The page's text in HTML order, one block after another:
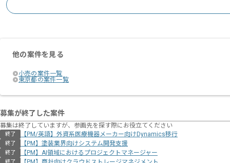
他の案件を見る
小売の案件一覧
東京都の案件一覧
募集が終了した案件
募集は終了していますが、参画先を探す際にお役立てください
終了 【PM/英語】外資系医療機器メーカー向けDynamics移行
終了 【PM】塗装業界向けシステム開発支援
終了 【PM】AI領域におけるプロジェクトマネージャー
終了